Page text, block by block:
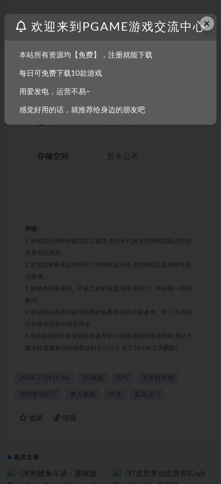
操作系统
CPU
内存
存储空间
暂未公布
暂未公布
暂未公布
声明：
1.本站部分内容转载自其它媒体,但并不代表本站赞同其观点和对
其真实性负责。
2.若您需要商业运营或用于其他商业活动,请您购买正版授权并合
法使用。
3.如果本站有侵犯、不妥之处的资源,请联系我们。将会第一时间
解决!
4.本站部分内容均由互联网收集整理,仅供大家参考、学习,不存在
任何商业目的与商业用途。
5.本站提供的所有资源仅供参考学习使用,版权归原著所有,禁止下
载本站资源参与任何商业和非法行为,请于24小时之内删除!
2024-7-2411:46 2D画面 RPG 不支持手柄
动作射击STG 单人单机 武侠 菜鸟入门
收藏 链接
相关文章
×
欢迎来到PGAME游戏交流中心
本站所有资源均【免费】，注册就能下载
每日可免费下载10款游戏
用爱发电，运营不易~
感觉好用的话，就推荐给身边的朋友吧